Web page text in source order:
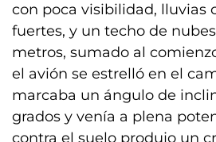
con poca visibilidad, lluvias
fuertes, y un techo de
metros, sumado al
el avión se estrelló en el
marcaba un ángulo de
grados y venía a plena
contra el suelo produjo un